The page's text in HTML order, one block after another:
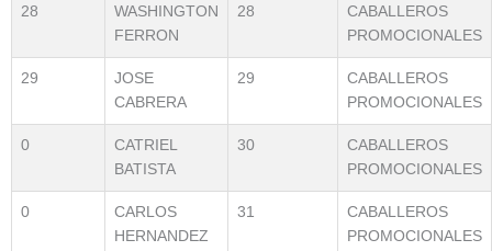
28
WASHINGTON
FERRON
28
CABALLEROS
PROMOCIONALES
29
JOSE
CABRERA
29
CABALLEROS
PROMOCIONALES
0
CATRIEL
BATISTA
30
CABALLEROS
PROMOCIONALES
0
CARLOS
HERNANDEZ
31
CABALLEROS
PROMOCIONALES